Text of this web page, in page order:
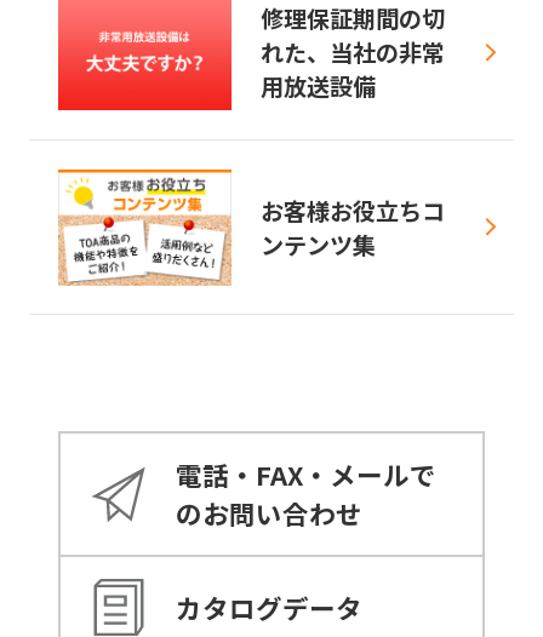
修理保証期間の切
れた、当社の非常
用放送設備
お客様お役立ちコ
ンテンツ集
電話・FAX・メールで
のお問い合わせ
カタログデータ